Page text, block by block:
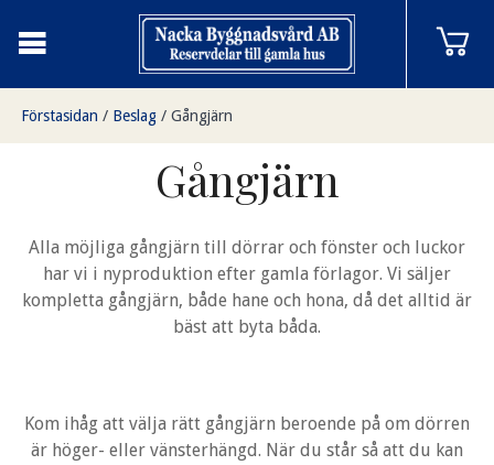
Förstasidan / Beslag / Gångjärn
Gångjärn
Alla möjliga gångjärn till dörrar och fönster och luckor
har vi i nyproduktion efter gamla förlagor. Vi säljer
kompletta gångjärn, både hane och hona, då det alltid är
bäst att byta båda.
Kom ihåg att välja rätt gångjärn beroende på om dörren
är höger- eller vänsterhängd. När du står så att du kan